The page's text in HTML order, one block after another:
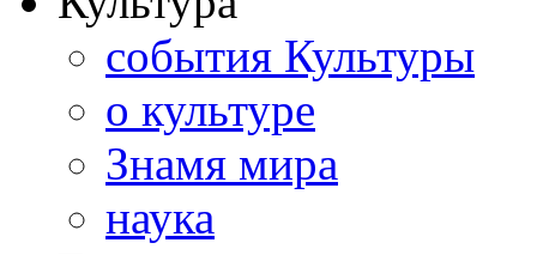
события Культуры
о культуре
Знамя мира
наука